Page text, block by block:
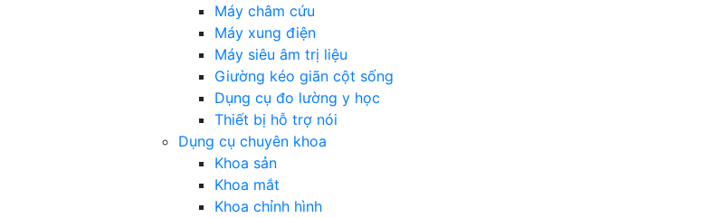
Máy châm cứu
Máy xung điện
Máy siêu âm trị liệu
Giường kéo giãn cột sống
Dụng cụ đo lường y học
Thiết bị hỗ trợ nói
Dụng cụ chuyên khoa
Khoa sản
Khoa mắt
Khoa chỉnh hình